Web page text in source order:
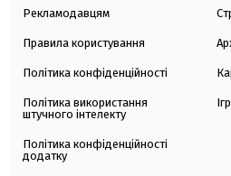
Рекламодавцям
Правила користування
Політика конфіденційності
Політика використання
штучного інтелекту
Політика конфіденційності
додатку